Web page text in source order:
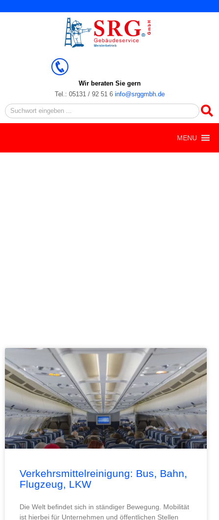
Wir beraten Sie gern
Tel.: 05131 / 92 51 6 info@srggmbh.de
Search
MENU
Verkehrsmittelreinigung: Bus, Bahn,
Flugzeug, LKW
Die Welt befindet sich in ständiger Bewegung. Mobilität
ist hierbei für Unternehmen und öffentlichen Stellen